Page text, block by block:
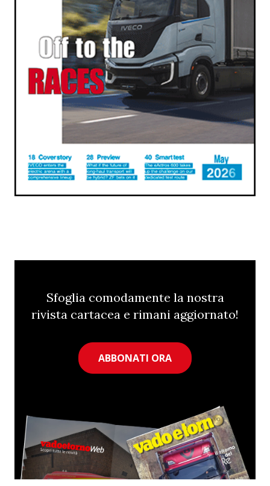
Sfoglia comodamente la nostra
rivista cartacea e rimani aggiornato!
ABBONATI ORA